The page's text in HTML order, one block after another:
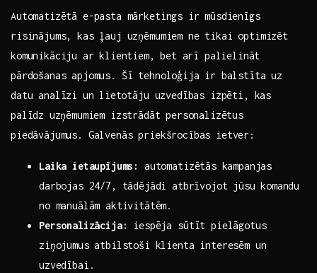
Automatizētā e-pasta mārketings⁢ ir mūsdienīgs
risinājums, kas ļauj uzņēmumiem ne tikai ‍optimizēt
komunikāciju⁤ ar klientiem, ⁤bet⁤ arī palielināt
pārdošanas apjomus. Šī tehnoloģija ⁢ir balstīta uz
datu‌ analīzi⁣ un⁤ lietotāju ‍uzvedības izpēti, kas
palīdz ⁤uzņēmumiem izstrādāt⁣ personalizētus‌
piedāvājumus. Galvenās‍ priekšrocības ietver:
Laika ietaupījums:
automatizētās ⁢kampanjas
darbojas ​24/7, ‌tādējādi ⁣atbrīvojot jūsu ⁤komandu⁤
no manuālām aktivitātēm.
Personalizācija:
iespēja sūtīt pielāgotus⁤
ziņojumus atbilstoši klienta interesēm un
uzvedībai.